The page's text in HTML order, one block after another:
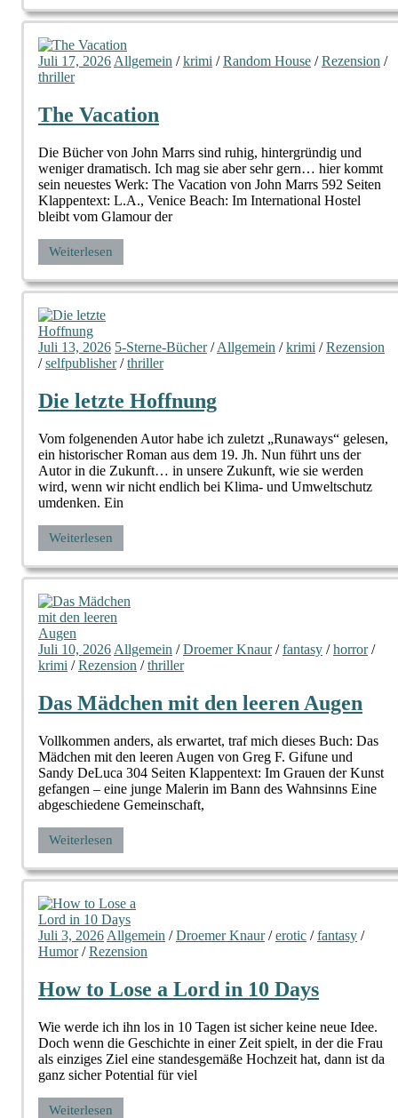
Juli 17, 2026 Allgemein /krimi /Random House /Rezension /
thriller
The Vacation
Die Bücher von John Marrs sind ruhig, hintergründig und
weniger dramatisch. Ich mag sie aber sehr gern… hier kommt
sein neuestes Werk: The Vacation von John Marrs 592 Seiten
Klappentext: L.A., Venice Beach: Im International Hostel
bleibt vom Glamour der
Weiterlesen
Juli 13, 2026 5-Sterne-Bücher/Allgemein /krimi /Rezension
/selfpublisher/thriller
Die letzte Hoffnung
Vom folgenenden Autor habe ich zuletzt „Runaways“ gelesen,
ein historischer Roman aus dem 19. Jh. Nun führt uns der
Autor in die Zukunft… in unsere Zukunft, wie sie werden
wird, wenn wir nicht endlich bei Klima- und Umweltschutz
umdenken. Ein
Weiterlesen
Juli 10, 2026 Allgemein /Droemer Knaur/fantasy /horror/
krimi /Rezension /thriller
Das Mädchen mit den leeren Augen
Vollkommen anders, als erwartet, traf mich dieses Buch: Das
Mädchen mit den leeren Augen von Greg F. Gifune und
Sandy DeLuca 304 Seiten Klappentext: Im Grauen der Kunst
gefangen – eine junge Malerin im Bann des Wahnsinns Eine
abgeschiedene Gemeinschaft,
Weiterlesen
Juli 3, 2026 Allgemein /Droemer Knaur/erotic /fantasy /
Humor/Rezension
How to Lose a Lord in 10 Days
Wie werde ich ihn los in 10 Tagen ist sicher keine neue Idee.
Doch wenn die Geschichte in einer Zeit spielt, in der die Frau
als einziges Ziel eine standesgemäße Hochzeit hat, dann ist da
ganz sicher Potential für viel
Weiterlesen